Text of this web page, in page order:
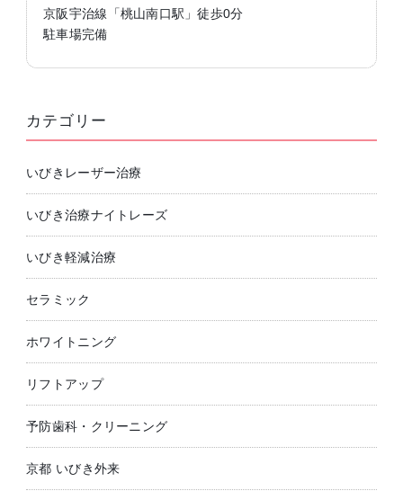
京阪宇治線「桃山南口駅」徒歩0分
駐車場完備
カテゴリー
いびきレーザー治療
いびき治療ナイトレーズ
いびき軽減治療
セラミック
ホワイトニング
リフトアップ
予防歯科・クリーニング
京都 いびき外来